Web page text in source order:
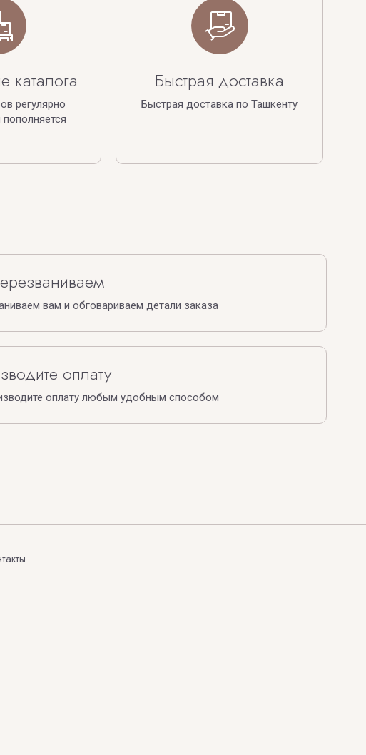
каталога
регулярно
Быстрая доставка
Быстрая доставка по Ташкенту
вам и обговариваем детали заказа
оплату
оплату любым удобным способом